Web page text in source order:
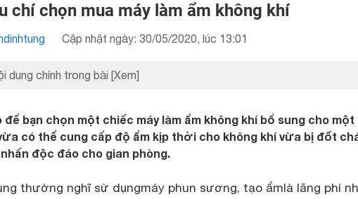
chí chọn mua máy làm ẩm không khí
Cập nhật ngày: 30/05/2020, lúc 13:01
dung chính trong bài [Xem]
để bạn chọn một chiếc máy làm ẩm không khí bổ sung cho một
có thể cung cấp độ ẩm kịp thời cho không khí vừa bị đốt
độc đáo cho gian phòng.
thường nghĩ sử dụngmáy phun sương, tạo ẩmlà lãng phí